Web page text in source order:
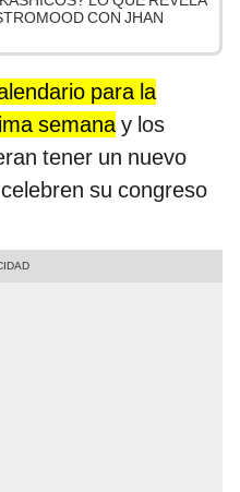
CON JHAN
para la
semanay los
tener un nuevo
su congreso